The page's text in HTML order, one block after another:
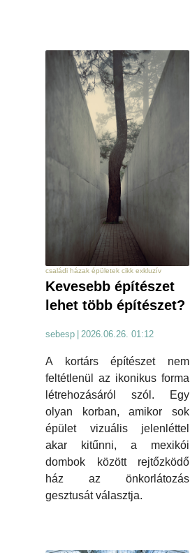
családi házak épületek cikk exkluzív
Kevesebb építészet
lehet több építészet?
sebesp | 2026.06.26. 01:12
A kortárs építészet nem
feltétlenül az ikonikus forma
létrehozásáról szól. Egy
olyan korban, amikor sok
épület vizuális jelenléttel
akar kitűnni, a mexikói
dombok között rejtőzködő
ház az önkorlátozás
gesztusát választja.